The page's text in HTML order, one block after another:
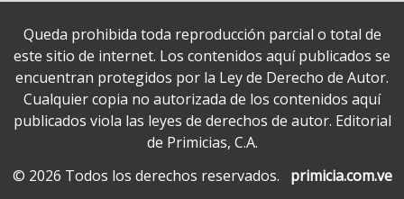
Queda prohibida toda reproducción parcial o total de
este sitio de internet. Los contenidos aquí publicados se
encuentran protegidos por la Ley de Derecho de Autor.
Cualquier copia no autorizada de los contenidos aquí
publicados viola las leyes de derechos de autor. Editorial
de Primicias, C.A.
© 2026 Todos los derechos reservados.
primicia.com.ve